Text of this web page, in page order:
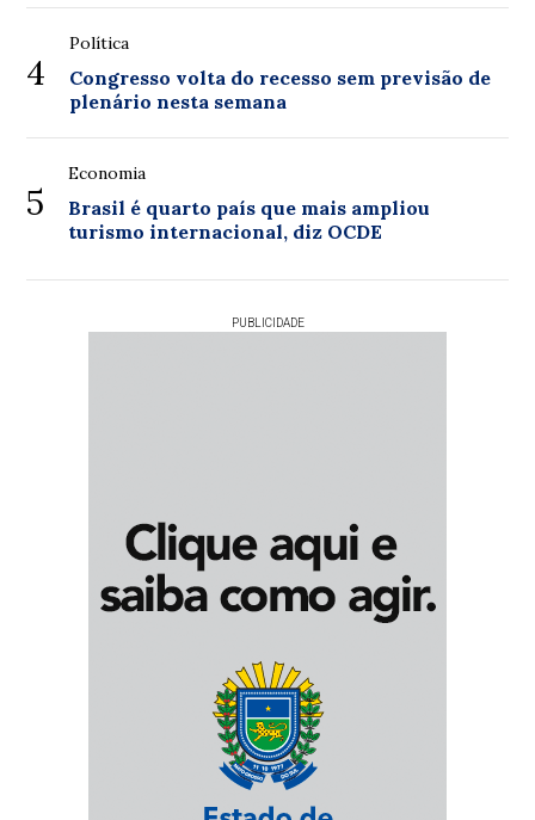
4
Política
Congresso volta do recesso sem previsão de
plenário nesta semana
5
Economia
Brasil é quarto país que mais ampliou
turismo internacional, diz OCDE
PUBLICIDADE